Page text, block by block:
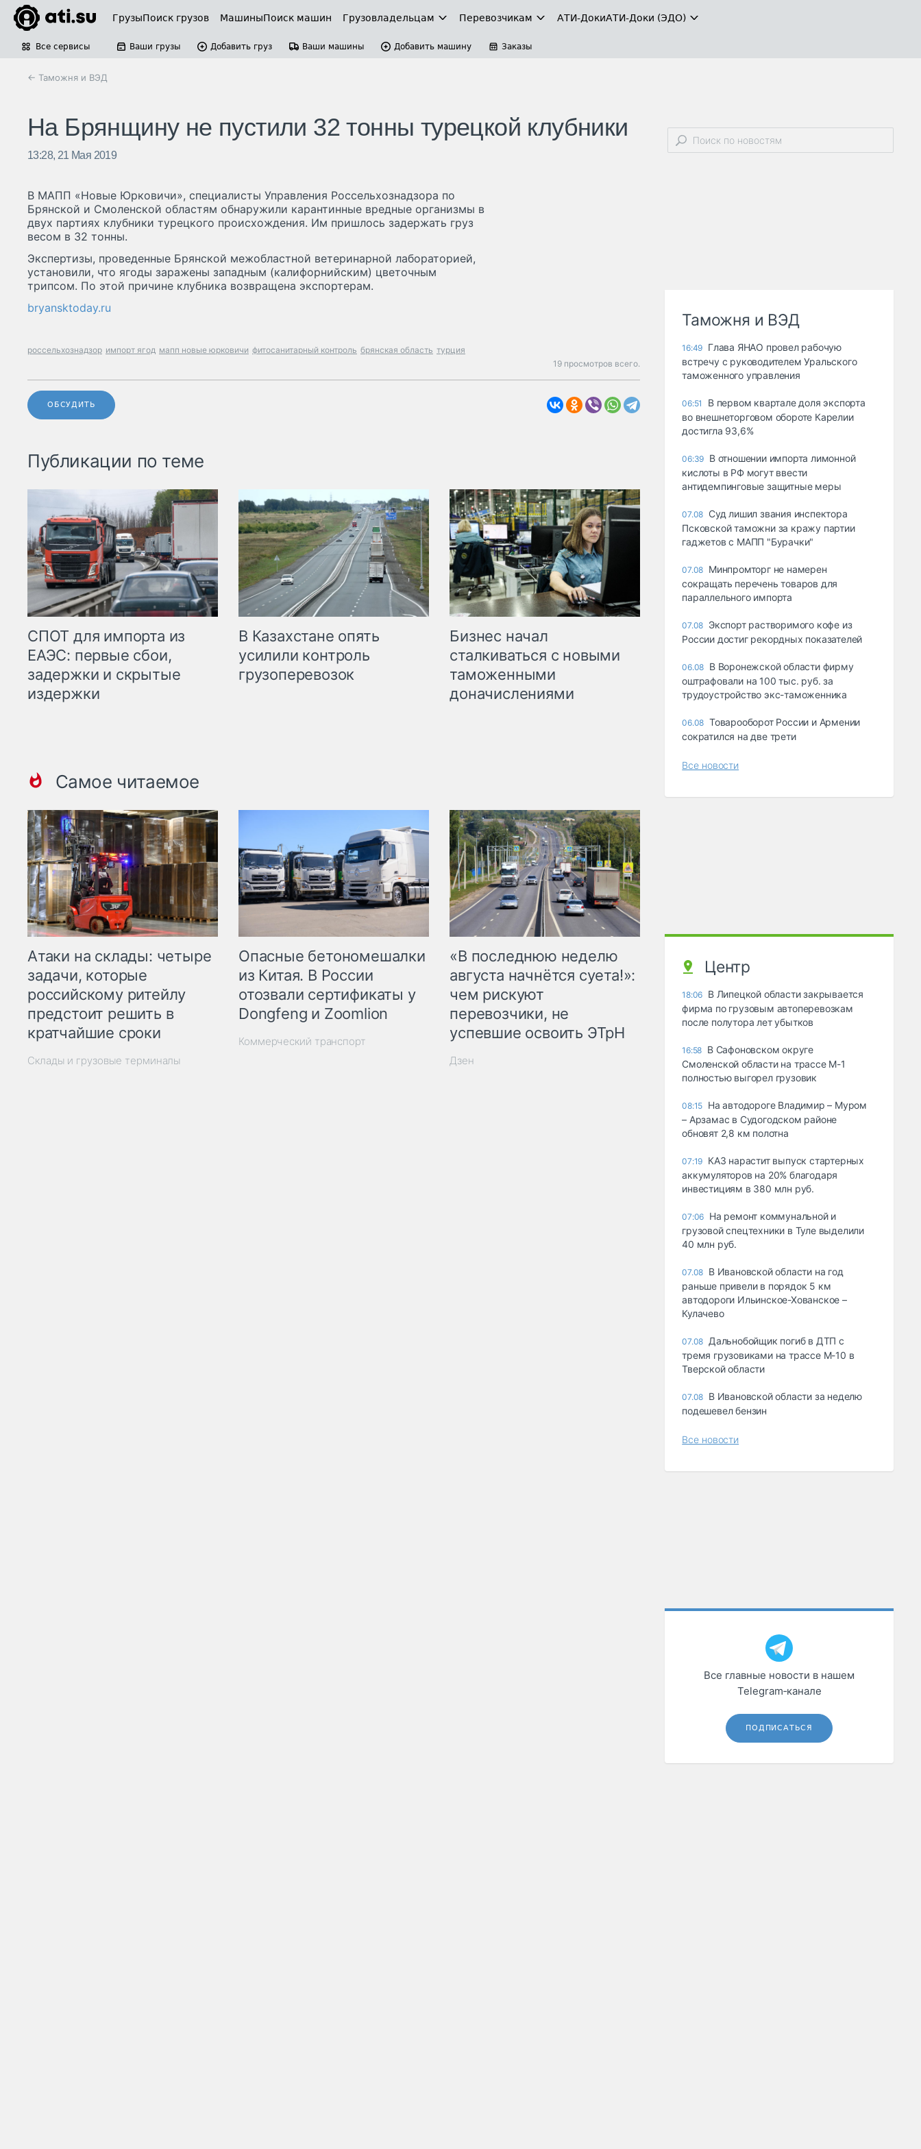
ГрузыПоиск грузов МашиныПоиск машин Грузовладельцам Перевозчикам АТИ-ДокиАТИ-Доки (ЭДО)
Все сервисы Ваши грузы Добавить груз Ваши машины Добавить машину Заказы
← Таможня и ВЭД
На Брянщину не пустили 32 тонны турецкой клубники
13:28, 21 Мая 2019
В МАПП «Новые Юрковичи», специалисты Управления Россельхознадзора по
Брянской и Смоленской областям обнаружили карантинные вредные организмы в
двух партиях клубники турецкого происхождения. Им пришлось задержать груз
весом в 32 тонны.
Экспертизы, проведенные Брянской межобластной ветеринарной лабораторией,
установили, что ягоды заражены западным (калифорнийским) цветочным
трипсом. По этой причине клубника возвращена экспортерам.
bryansktoday.ru
россельхознадзор импорт ягод мапп новые юрковичи фитосанитарный контроль брянская область турция
19 просмотров всего.
ОБСУДИТЬ
Публикации по теме
СПОТ для импорта из
ЕАЭС: первые сбои,
задержки и скрытые
издержки
В Казахстане опять
усилили контроль
грузоперевозок
Бизнес начал
сталкиваться с новыми
таможенными
доначислениями
Самое читаемое
Атаки на склады: четыре
задачи, которые
российскому ритейлу
предстоит решить в
кратчайшие сроки
Склады и грузовые терминалы
Опасные бетономешалки
из Китая. В России
отозвали сертификаты у
Dongfeng и Zoomlion
Коммерческий транспорт
«В последнюю неделю
августа начнётся суета!»:
чем рискуют
перевозчики, не
успевшие освоить ЭТрН
Дзен
Таможня и ВЭД
16:49 Глава ЯНАО провел рабочую
встречу с руководителем Уральского
таможенного управления
06:51
В первом квартале доля экспорта
во внешнеторговом обороте Карелии
достигла 93,6%
06:39 В отношении импорта лимонной
кислоты в РФ могут ввести
антидемпинговые защитные меры
07.08 Суд лишил звания инспектора
Псковской таможни за кражу партии
гаджетов с МАПП "Бурачки"
07.08 Минпромторг не намерен
сокращать перечень товаров для
параллельного импорта
07.08 Экспорт растворимого кофе из
России достиг рекордных показателей
06.08 В Воронежской области фирму
оштрафовали на 100 тыс. руб. за
трудоустройство экс-таможенника
06.08 Товарооборот России и Армении
сократился на две трети
Все новости
Центр
18:06 В Липецкой области закрывается
фирма по грузовым автоперевозкам
после полутора лет убытков
16:58 В Сафоновском округе
Смоленской области на трассе М-1
полностью выгорел грузовик
08:15 На автодороге Владимир – Муром
– Арзамас в Судогодском районе
обновят 2,8 км полотна
07:19 КАЗ нарастит выпуск стартерных
аккумуляторов на 20% благодаря
инвестициям в 380 млн руб.
07:06 На ремонт коммунальной и
грузовой спецтехники в Туле выделили
40 млн руб.
07.08 В Ивановской области на год
раньше привели в порядок 5 км
автодороги Ильинское-Хованское –
Кулачево
07.08 Дальнобойщик погиб в ДТП с
тремя грузовиками на трассе М-10 в
Тверской области
07.08 В Ивановской области за неделю
подешевел бензин
Все новости
Все главные новости в нашем
Telegram‑канале
ПОДПИСАТЬСЯ